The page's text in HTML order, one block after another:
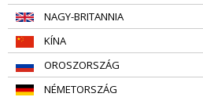
NAGY-BRITANNIA
KÍNA
OROSZORSZÁG
NÉMETORSZÁG